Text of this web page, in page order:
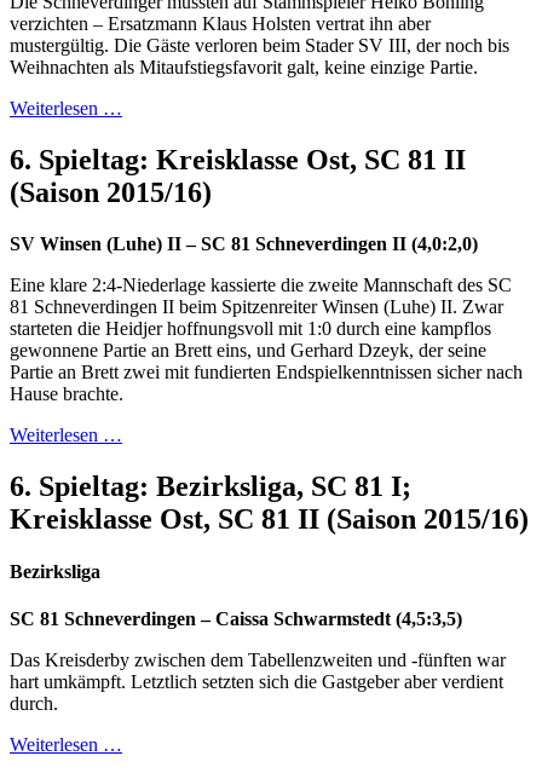
verzichten – Ersatzmann Klaus Holsten vertrat ihn aber
mustergültig. Die Gäste verloren beim Stader SV III, der noch bis
Weihnachten als Mitaufstiegsfavorit galt, keine einzige Partie.
Weiterlesen …
6. Spieltag: Kreisklasse Ost, SC 81 II
(Saison 2015/16)
SV Winsen (Luhe) II – SC 81 Schneverdingen II (4,0:2,0)
Eine klare 2:4-Niederlage kassierte die zweite Mannschaft des SC
81 Schneverdingen II beim Spitzenreiter Winsen (Luhe) II. Zwar
starteten die Heidjer hoffnungsvoll mit 1:0 durch eine kampflos
gewonnene Partie an Brett eins, und Gerhard Dzeyk, der seine
Partie an Brett zwei mit fundierten Endspielkenntnissen sicher nach
Hause brachte.
Weiterlesen …
6. Spieltag: Bezirksliga, SC 81 I;
Kreisklasse Ost, SC 81 II (Saison 2015/16)
Bezirksliga
SC 81 Schneverdingen – Caissa Schwarmstedt (4,5:3,5)
Das Kreisderby zwischen dem Tabellenzweiten und -fünften war
hart umkämpft. Letztlich setzten sich die Gastgeber aber verdient
durch.
Weiterlesen …